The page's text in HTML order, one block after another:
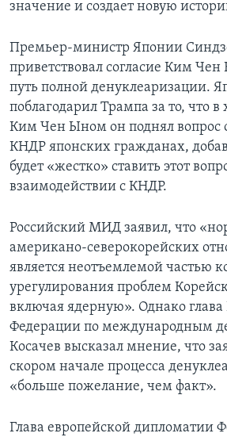
значение и создает новую
Премьер-министр Японии
приветствовал согласие Ким Чен
путь полной денуклеаризации.
поблагодарил Трампа за то, что в
Ким Чен Ыном он поднял вопрос
КНДР японских гражданах,
будет «жестко» ставить этот
взаимодействии с КНДР.
Российский МИД заявил, что
американо-северокорейских
является неотъемлемой частью
урегулирования проблем
включая ядерную». Однако глава
Федерации по международным
Косачев высказал мнение, что
скором начале процесса
«больше пожелание, чем факт».
Глава европейской дипломатии